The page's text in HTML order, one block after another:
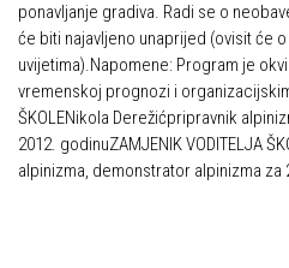
ponavljanje gradiva. Radi se o
će biti najavljeno unaprijed (ovisit će
uvijetima).Napomene: Program je
vremenskoj prognozi i
ŠKOLENikola Derežićpripravnik
2012. godinuZAMJENIK VODITELJA
alpinizma, demonstrator alpinizma za